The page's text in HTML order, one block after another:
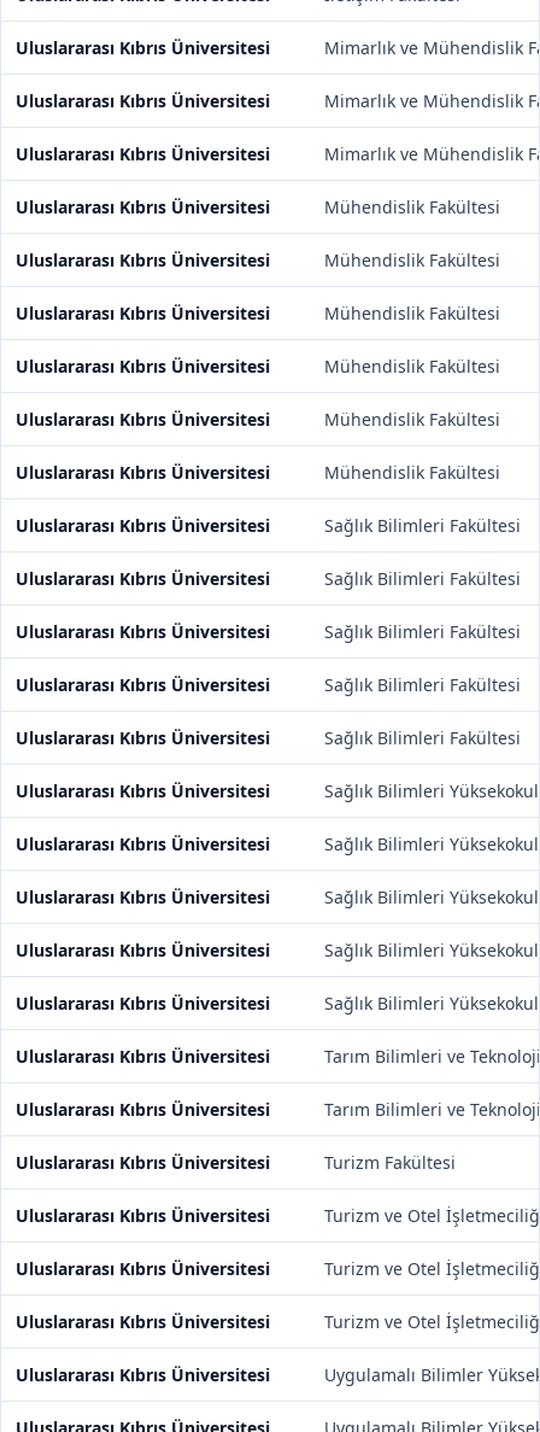
Uluslararası Kıbrıs Üniversitesi Mimarlık ve Mühendislik
Uluslararası Kıbrıs Üniversitesi Mimarlık ve Mühendislik
Uluslararası Kıbrıs Üniversitesi Mimarlık ve Mühendislik
Uluslararası Kıbrıs Üniversitesi Mühendislik Fakültesi
Uluslararası Kıbrıs Üniversitesi Mühendislik Fakültesi
Uluslararası Kıbrıs Üniversitesi Mühendislik Fakültesi
Uluslararası Kıbrıs Üniversitesi Mühendislik Fakültesi
Uluslararası Kıbrıs Üniversitesi Mühendislik Fakültesi
Uluslararası Kıbrıs Üniversitesi Mühendislik Fakültesi
Uluslararası Kıbrıs Üniversitesi Sağlık Bilimleri Fakültesi
Uluslararası Kıbrıs Üniversitesi Sağlık Bilimleri Fakültesi
Uluslararası Kıbrıs Üniversitesi Sağlık Bilimleri Fakültesi
Uluslararası Kıbrıs Üniversitesi Sağlık Bilimleri Fakültesi
Uluslararası Kıbrıs Üniversitesi Sağlık Bilimleri Fakültesi
Uluslararası Kıbrıs Üniversitesi Sağlık Bilimleri
Uluslararası Kıbrıs Üniversitesi Sağlık Bilimleri
Uluslararası Kıbrıs Üniversitesi Sağlık Bilimleri
Uluslararası Kıbrıs Üniversitesi Sağlık Bilimleri
Uluslararası Kıbrıs Üniversitesi Sağlık Bilimleri
Uluslararası Kıbrıs Üniversitesi Tarım Bilimleri ve
Uluslararası Kıbrıs Üniversitesi Tarım Bilimleri ve
Uluslararası Kıbrıs Üniversitesi Turizm Fakültesi
Uluslararası Kıbrıs Üniversitesi Turizm ve Otel
Uluslararası Kıbrıs Üniversitesi Turizm ve Otel
Uluslararası Kıbrıs Üniversitesi Turizm ve Otel
Uluslararası Kıbrıs Üniversitesi Uygulamalı Bilimler